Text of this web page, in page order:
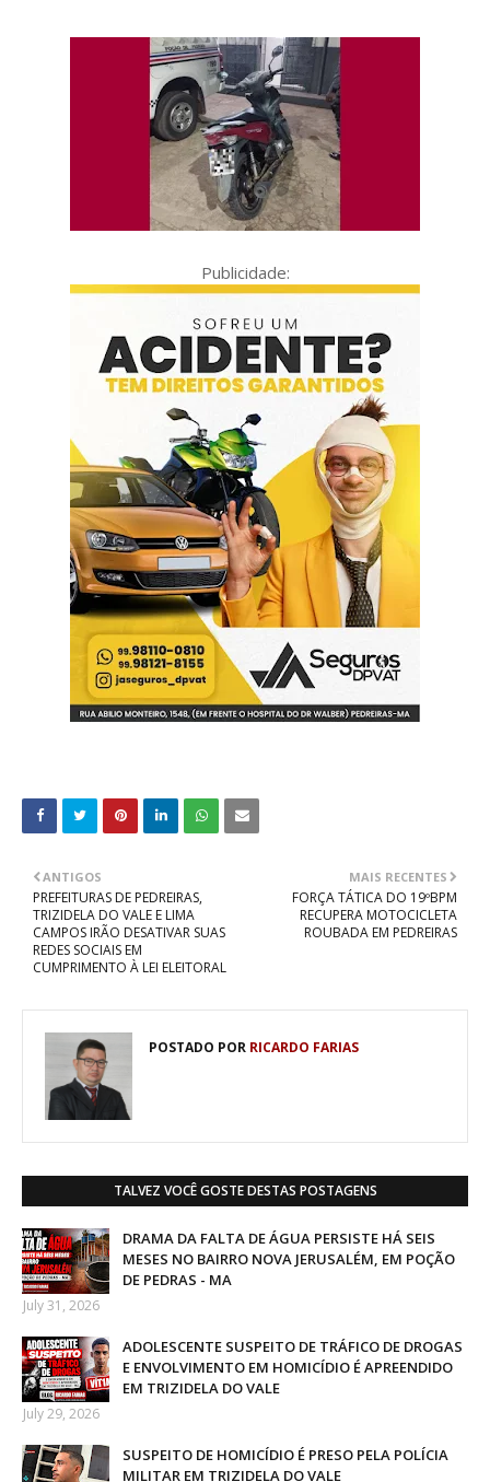
Publicidade:
MAIS RECENTES
FORÇA TÁTICA DO 19ºBPM
RECUPERA MOTOCICLETA
ROUBADA EM PEDREIRAS
ANTIGOS
PREFEITURAS DE PEDREIRAS,
TRIZIDELA DO VALE E LIMA
CAMPOS IRÃO DESATIVAR SUAS
REDES SOCIAIS EM
CUMPRIMENTO À LEI ELEITORAL
POSTADO POR RICARDO FARIAS
TALVEZ VOCÊ GOSTE DESTAS POSTAGENS
DRAMA DA FALTA DE ÁGUA PERSISTE HÁ SEIS
MESES NO BAIRRO NOVA JERUSALÉM, EM POÇÃO
DE PEDRAS - MA
July 31, 2026
ADOLESCENTE SUSPEITO DE TRÁFICO DE DROGAS
E ENVOLVIMENTO EM HOMICÍDIO É APREENDIDO
EM TRIZIDELA DO VALE
July 29, 2026
SUSPEITO DE HOMICÍDIO É PRESO PELA POLÍCIA
MILITAR EM TRIZIDELA DO VALE